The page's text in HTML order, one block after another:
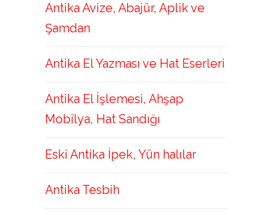
Antika Avize, Abajür, Aplik ve
Şamdan
Antika El Yazması ve Hat Eserleri
Antika El İşlemesi, Ahşap
Mobilya, Hat Sandığı
Eski Antika İpek, Yün halılar
Antika Tesbih